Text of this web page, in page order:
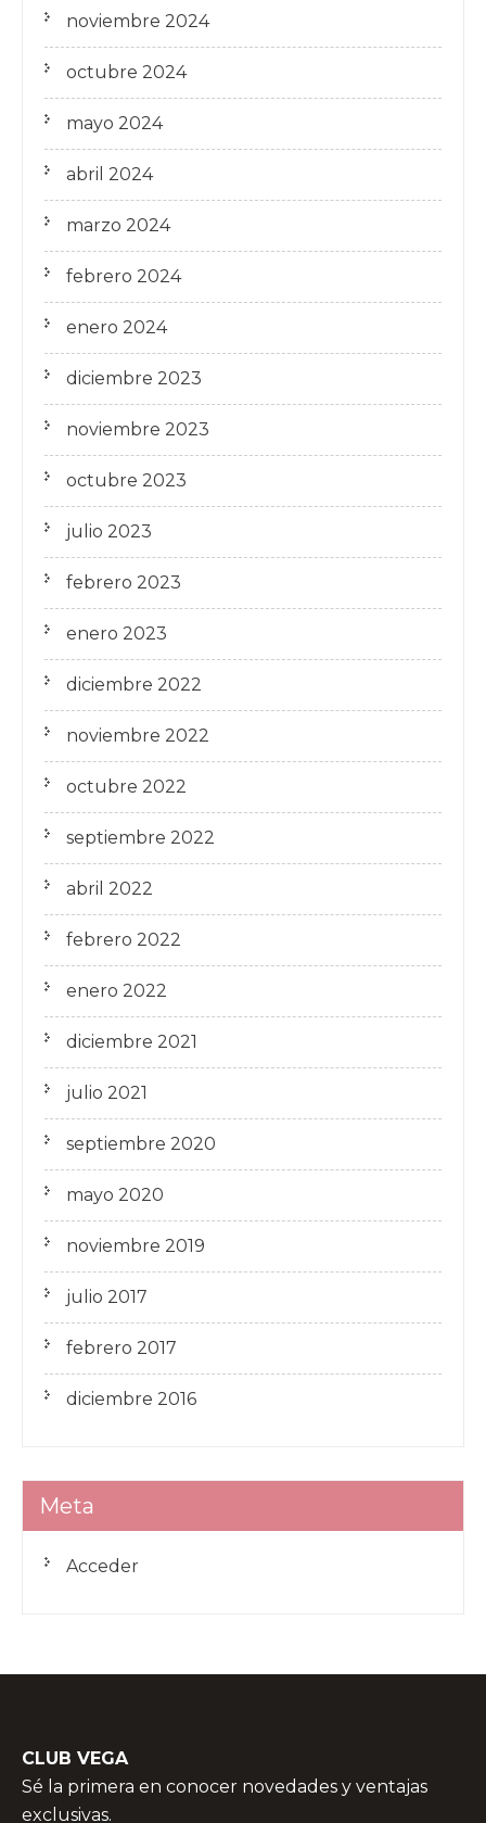
noviembre 2024
octubre 2024
mayo 2024
abril 2024
marzo 2024
febrero 2024
enero 2024
diciembre 2023
noviembre 2023
octubre 2023
julio 2023
febrero 2023
enero 2023
diciembre 2022
noviembre 2022
octubre 2022
septiembre 2022
abril 2022
febrero 2022
enero 2022
diciembre 2021
julio 2021
septiembre 2020
mayo 2020
noviembre 2019
julio 2017
febrero 2017
diciembre 2016
Meta
Acceder
CLUB VEGA
Sé la primera en conocer novedades y ventajas
exclusivas.